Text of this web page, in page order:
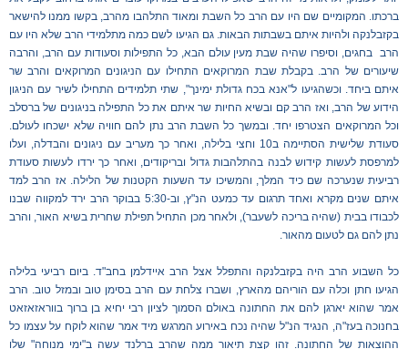
ברכתו. המקומיים שם היו עם הרב כל השבת ומאוד התלהבו מהרב, בקשו ממנו להישאר
בקזבלנקה ולהיות איתם בשבתות הבאות. גם הגיעו לשם כמה מתלמידי הרב שלא היו עם
הרב בחגים, וסיפרו שהיה שבת מעין עולם הבא, כל התפילות וסעודות עם הרב, והרבה
שיעורים של הרב. בקבלת שבת המרוקאים התחילו עם הניגונים המרוקאים והרב שר
איתם ביחד. וכשהגיעו ל"אנא בכח גדולת ימינך", שתי תלמידים התחילו לשיר עם הניגון
הידוע של הרב, ואז הרב קם ובשיא החיות שר איתם את כל התפילה בניגונים של ברסלב
וכל המרוקאים הצטרפו יחד. ובמשך כל השבת הרב נתן להם חוויה שלא ישכחו לעולם.
סעודת שלישית הסתיימה ב10 וחצי בלילה, ואחר כך מעריב עם ניגונים והבדלה, ועלו
למרפסת לעשות קידוש לבנה בהתלהבות גדול ובריקודים, ואחר כך ירדו לעשות סעודת
רביעית שנערכה שם כיד המלך, והמשיכו עד השעות הקטנות של הלילה. אז הרב למד
איתם שנים מקרא ואחד תרגום עד כמעט הנ"ץ, וב-5:30 בבוקר הרב ירד למקווה שבנו
לכבודו בבית (שהיה בריכה לשעבר), ולאחר מכן התחיל תפילת שחרית בשיא האור, והרב
נתן להם גם לטעום מהאור.
כל השבוע הרב היה בקזבלנקה והתפלל אצל הרב איידלמן בחב"ד. ביום רביעי בלילה
הגיעו חתן וכלה עם הוריהם מהארץ, ושברו צלחת עם הרב בסימן טוב ובמזל טוב. הרב
אמר שהוא יארגן להם את החתונה באולם הסמוך לציון רבי יחיא בן ברוך בווראזאזאט
בחנוכה בעז"ה, הנגיד הנ"ל שהיה נכח באירוע המרגש מיד אמר שהוא לוקח על עצמו כל
ההוצאות של החתונה. זהו קצת תיאור ממה שהרב ברלנד עשה ב"ימי מנוחה" שלו